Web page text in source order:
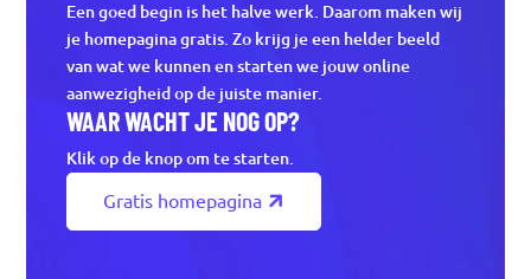
Een goed begin is het halve werk. Daarom maken wij
je homepagina gratis. Zo krijg je een helder beeld
van wat we kunnen en starten we jouw online
aanwezigheid op de juiste manier.
WAAR WACHT JE NOG OP?
Klik op de knop om te starten.
Gratis homepagina